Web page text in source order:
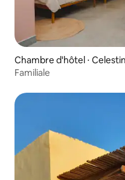
Chambre d'hôtel ⋅
Familiale